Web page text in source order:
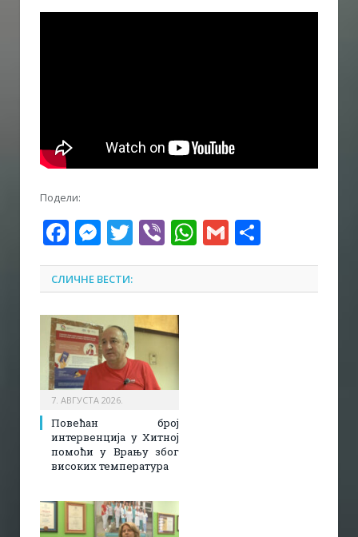
Подели:
Facebook
Messenger
Twitter
ViberWhatsApp
Gmail
СЛИЧНЕ ВЕСТИ:
7. АВГУСТА 2026.
Повећан број
интервенција у Хитној
помоћи у Врању због
високих температура